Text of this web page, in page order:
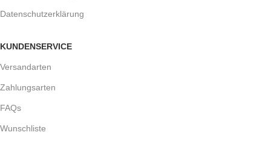
Datenschutzerklärung
KUNDENSERVICE
Versandarten
Zahlungsarten
FAQs
Wunschliste